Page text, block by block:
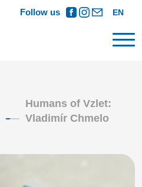
Follow us EN
Humans of Vzlet:
Vladimír Chmelo